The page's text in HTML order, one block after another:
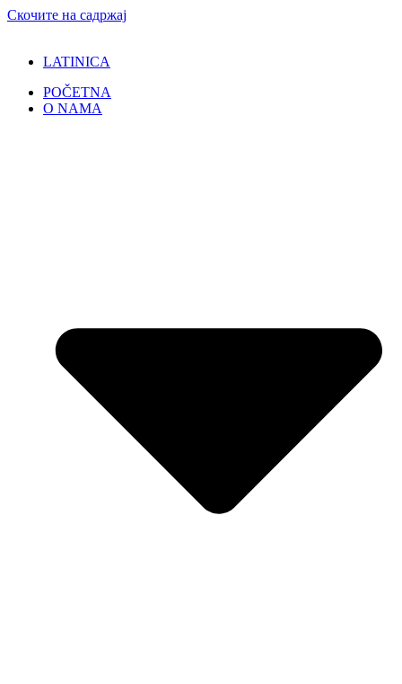
Скочите на садржај
LATINICA
POČETNA
O NAMA